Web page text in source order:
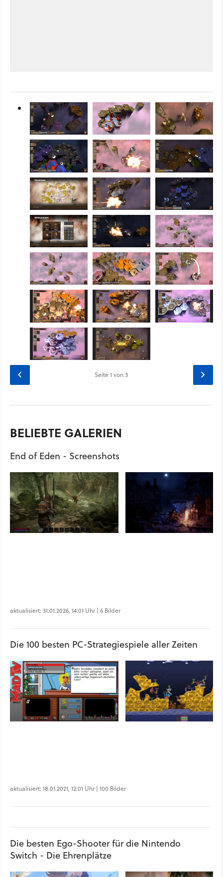
Seite1 von 3
BELIEBTE GALERIEN
End of Eden - Screenshots
aktualisiert: 31.01.2026, 14:01 Uhr | 6 Bilder
Die 100 besten PC-Strategiespiele aller Zeiten
aktualisiert: 18.01.2021, 12:01 Uhr | 100 Bilder
Die besten Ego-Shooter für die Nintendo
Switch - Die Ehrenplätze